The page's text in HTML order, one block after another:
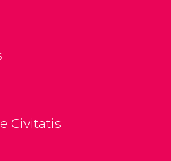
Civitatis